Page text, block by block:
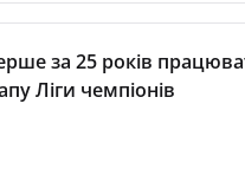
за 25 років
Ліги чемпіонів